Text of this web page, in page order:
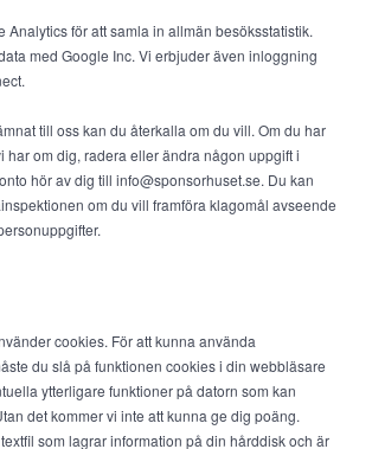
Analytics för att samla in allmän besöksstatistik.
med Google Inc. Vi erbjuder även inloggning
till oss kan du återkalla om du vill. Om du har
har om dig, radera eller ändra någon uppgift i
hör av dig till info@sponsorhuset.se. Du kan
om du vill framföra klagomål avseende
cookies. För att kunna använda
du slå på funktionen cookies i din webbläsare
ytterligare funktioner på datorn som kan
det kommer vi inte att kunna ge dig poäng.
som lagrar information på din hårddisk och är